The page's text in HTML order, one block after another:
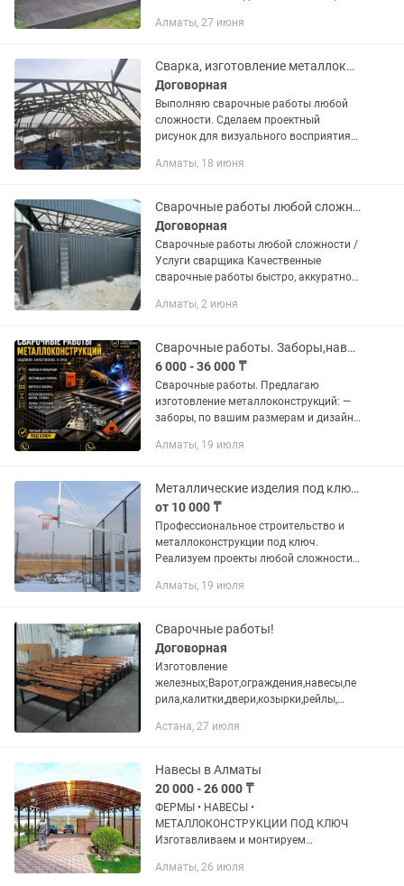
групп. Изготовление конструкций с
Алматы, 27 июня
Сварка, изготовление металлоконструкций под ключ, подсчет материала
Договорная
Выполняю сварочные работы любой
сложности. Сделаем проектный
рисунок для визуального восприятия
Ворота (распашные, откатные) ✔
Алматы, 18 июня
Сварочные работы любой сложности / Услуги сварщика
Договорная
Сварочные работы любой сложности /
Услуги сварщика Качественные
сварочные работы быстро, аккуратно и
профессиональным оборудованием и
Алматы, 2 июня
Сварочные работы. Заборы,навесы,ворота_консольные, стеллажи, перила,террасы
6 000 - 36 000 ₸
Сварочные работы. Предлагаю
изготовление металлоконструкций: —
заборы, по вашим размерам и дизайну
хозяйственных нужд ------террасы ---
консольные...
Алматы, 19 июля
Металлические изделия под ключ - Алматы, Талдыкорган, Конаев. Гарантия
от 10 000 ₸
Профессиональное строительство и
металлоконструкции под ключ.
Реализуем проекты любой сложности
Мы предлагаем комплексный подход:
Алматы, 19 июля
Сварочные работы!
Договорная
Изготовление
железных;Варот,ограждения,навесы,пе
рила,калитки,двери,козырки,рейлы,
лофт,конструкции,мангалы,откатные
изделия,антрисоли,разделение
помещения на два...
Астана, 27 июля
Навесы в Алматы
20 000 - 26 000 ₸
ФЕРМЫ • НАВЕСЫ •
МЕТАЛЛОКОНСТРУКЦИИ ПОД КЛЮЧ
Изготавливаем и монтируем
сложности. Работаем быстро,
Алматы, 26 июля